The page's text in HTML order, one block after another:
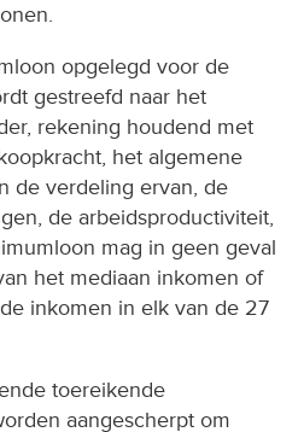
opgelegd voor de
gestreefd naar het
rekening houdend met
het algemene
de verdeling ervan, de
de arbeidsproductiviteit,
mag in geen geval
het mediaan inkomen of
inkomen in elk van de 27
toereikende
aangescherpt om